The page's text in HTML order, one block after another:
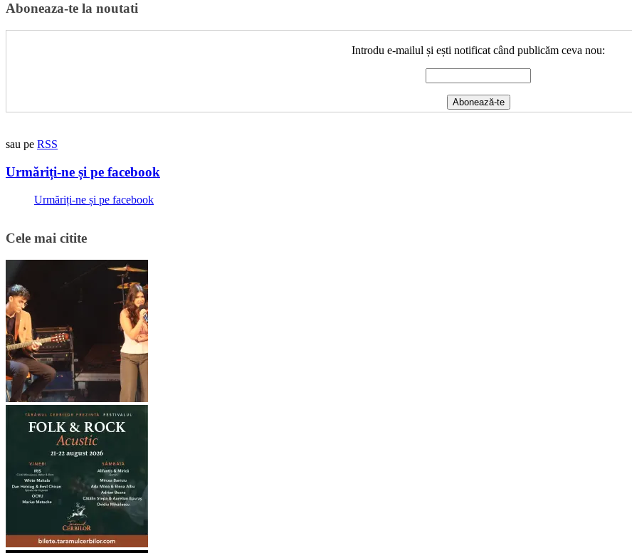
Aboneaza-te la noutati
Introdu e-mailul și ești notificat când publicăm ceva nou:
sau pe RSS
Urmăriți-ne și pe facebook
Urmăriți-ne și pe facebook
Cele mai citite